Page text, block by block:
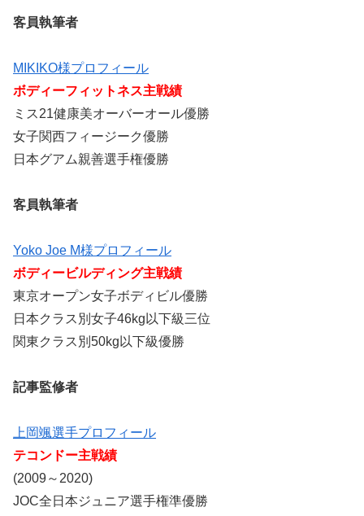
客員執筆者
MIKIKO様プロフィール
ボディーフィットネス主戦績
ミス21健康美オーバーオール優勝
女子関西フィージーク優勝
日本グアム親善選手権優勝
客員執筆者
Yoko Joe M様プロフィール
ボディービルディング主戦績
東京オープン女子ボディビル優勝
日本クラス別女子46kg以下級三位
関東クラス別50kg以下級優勝
記事監修者
上岡颯選手プロフィール
テコンドー主戦績
(2009～2020)
JOC全日本ジュニア選手権準優勝